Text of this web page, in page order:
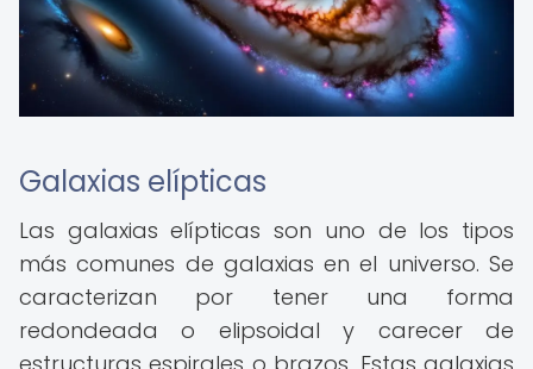
Galaxias elípticas
Las galaxias elípticas son uno de los tipos
más comunes de galaxias en el universo. Se
caracterizan por tener una forma
redondeada o elipsoidal y carecer de